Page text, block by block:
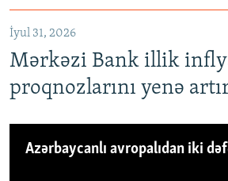
İyul 31, 2026
Mərkəzi Bank illik
proqnozlarını yenə